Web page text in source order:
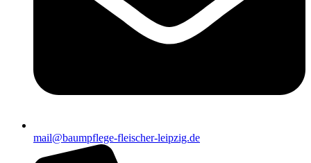
mail@baumpflege-fleischer-leipzig.de